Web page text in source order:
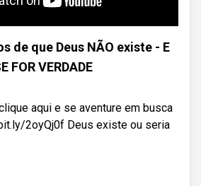
de que Deus NÃO existe - E
FOR VERDADE
aqui e se aventure em busca
2oyQj0f Deus existe ou seria